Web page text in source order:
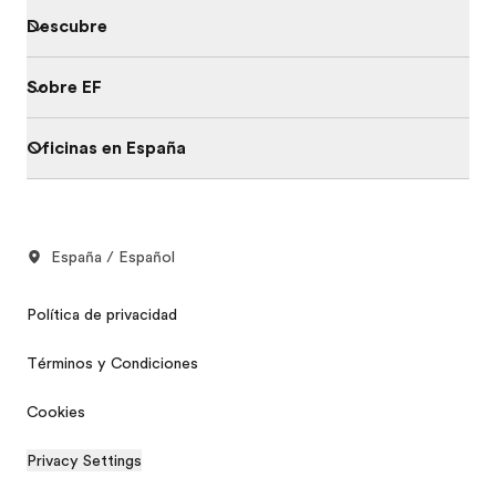
Descubre
Sobre EF
Oficinas en España
España / Español
Política de privacidad
Términos y Condiciones
Cookies
Privacy Settings